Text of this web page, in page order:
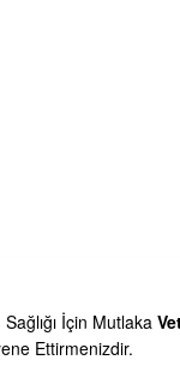
Sağlığı İçin Mutlaka
Ettirmenizdir.